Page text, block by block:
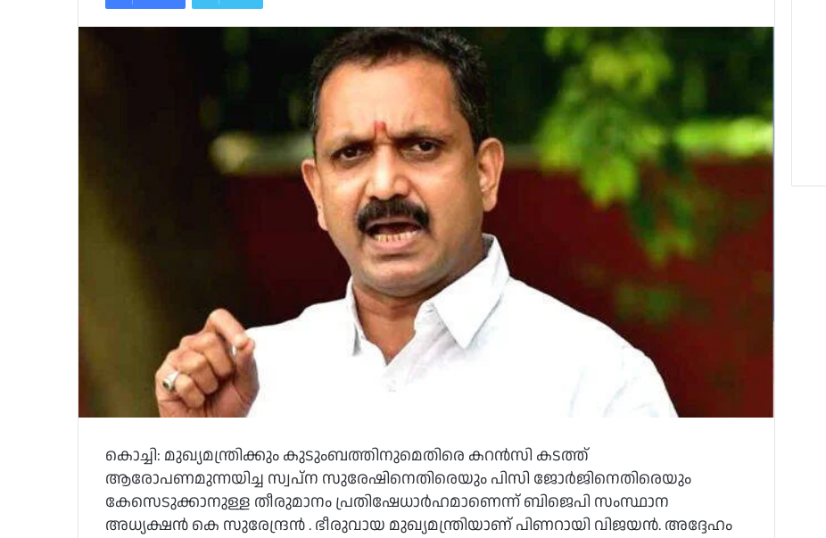
കൊച്ചി: മുഖ്യമന്ത്രിക്കും കുടുംബത്തിനുമെതിരെ കറന്‍സി കടത്ത്
ആരോപണമുന്നയിച്ച സ്വപ്ന സുരേഷിനെതിരെയും പിസി ജോര്‍ജിനെതിരെയും
കേസെടുക്കാനുള്ള തീരുമാനം പ്രതിഷേധാര്‍ഹമാണെന്ന് ബിജെപി സംസ്ഥാന
അധ്യക്ഷന്‍ കെ സുരേന്ദ്രന്‍ . ഭീരുവായ മുഖ്യമന്ത്രിയാണ് പിണറായി വിജയന്‍. അദ്ദേഹം